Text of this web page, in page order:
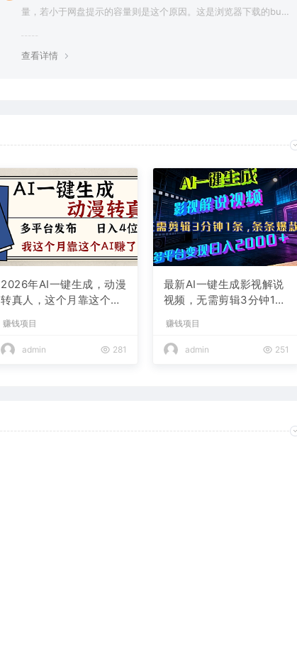
量，若小于网盘提示的容量则是这个原因。这是浏览器下载的bu
查看详情
2026年AI一键生成，动漫
转真人，这个月靠这个AI
赚钱项目
admin 281
最新AI一键生成影视解说
视频，无需剪辑3分钟1
现日入2000+
赚钱项目
admin 251